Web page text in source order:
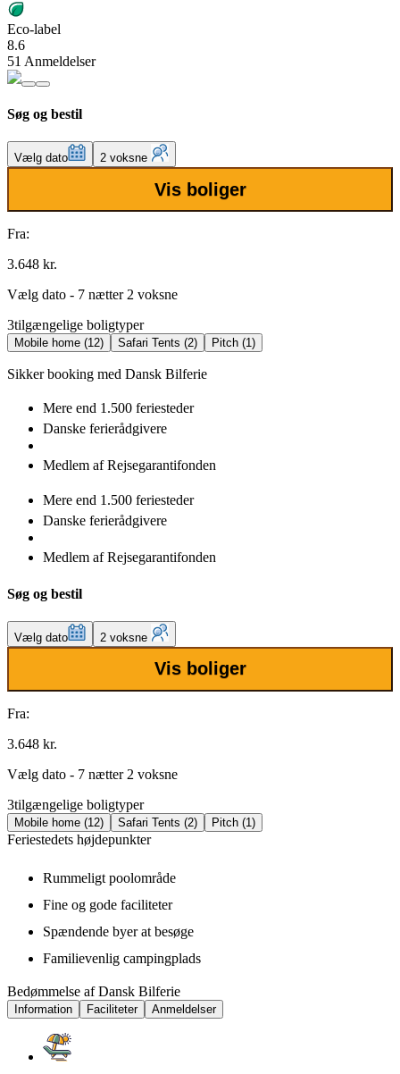
Eco-label
8.6
51 Anmeldelser
Søg og bestil
Vælg dato 2 voksne
Vis boliger
Fra:
3.648 kr.
Vælg dato - 7 nætter 2 voksne
3tilgængelige boligtyper
Mobile home (12) Safari Tents (2) Pitch (1)
Sikker booking med Dansk Bilferie
Mere end 1.500 feriesteder
Danske ferierådgivere
Medlem afRejsegarantifonden
Mere end 1.500 feriesteder
Danske ferierådgivere
Medlem afRejsegarantifonden
Søg og bestil
Vælg dato 2 voksne
Vis boliger
Fra:
3.648 kr.
Vælg dato - 7 nætter 2 voksne
3tilgængelige boligtyper
Mobile home (12) Safari Tents (2) Pitch (1)
Feriestedets højdepunkter
Rummeligt poolområde
Fine og gode faciliteter
Spændende byer at besøge
Familievenlig campingplads
Bedømmelse af Dansk Bilferie
Information Faciliteter Anmeldelser